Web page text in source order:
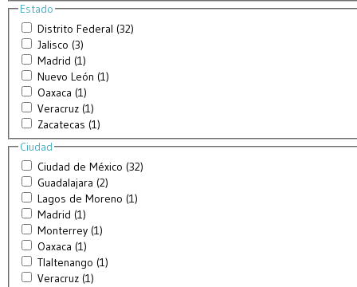
Estado
Distrito Federal (32)
Jalisco (3)
Madrid (1)
Nuevo León (1)
Oaxaca (1)
Veracruz (1)
Zacatecas (1)
Ciudad
Ciudad de México (32)
Guadalajara (2)
Lagos de Moreno (1)
Madrid (1)
Monterrey (1)
Oaxaca (1)
Tlaltenango (1)
Veracruz (1)